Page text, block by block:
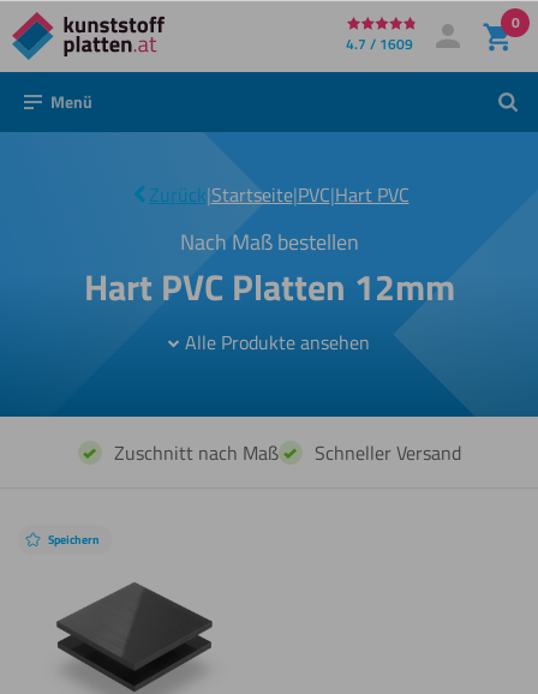
Direkt
zum
Inhalt
4.7 / 1609 Mein Konto
Anmelden
0
Menü
Zurück|Startseite|PVC|Hart PVC
|12mm
Hart PVC Platten 12mm
Nach Maß bestellen
Alle Produkte ansehen
Zuschnitt nach Maß Schneller Versand
Speichern